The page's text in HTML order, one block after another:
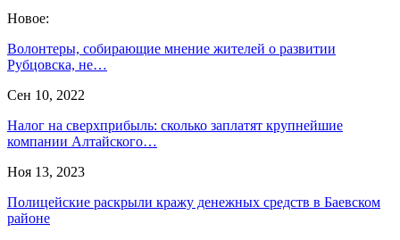
Новое:
Волонтеры, собирающие мнение жителей о развитии
Рубцовска, не…
Сен 10, 2022
Налог на сверхприбыль: сколько заплатят крупнейшие
компании Алтайского…
Ноя 13, 2023
Полицейские раскрыли кражу денежных средств в Баевском
районе